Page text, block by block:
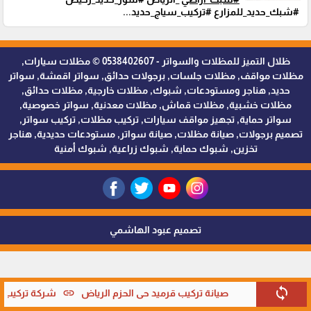
sync صيانة تركيب قرميد حي الحزم الرياض link شركة تركيب
#شبك_حديد_للمزارع #تركيب_سياج_حديد...
ظلال التميز للمظلات والسواتر - 0538402607 © مظلات سيارات,
مظلات مواقف, مظلات جلسات, برجولات حدائق, سواتر اقمشة, سواتر
حديد, هناجر ومستودعات, شبوك, مظلات خارجية, مظلات حدائق,
مظلات خشبية, مظلات قماش, مظلات معدنية, سواتر خصوصية,
سواتر حماية, تجهيز مواقف سيارات, تركيب مظلات, تركيب سواتر,
تصميم برجولات, صيانة مظلات, صيانة سواتر, مستودعات حديدية, هناجر
تخزين, شبوك حماية, شبوك زراعية, شبوك أمنية
تصميم عبود الهاشمي